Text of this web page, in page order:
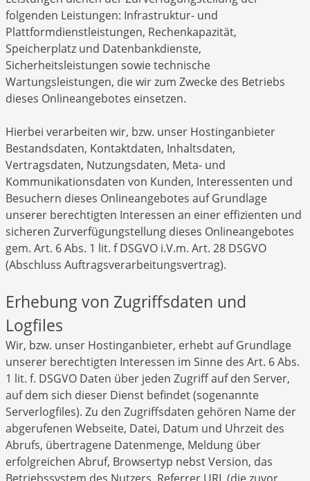
folgenden Leistungen: Infrastruktur- und
Plattformdienstleistungen, Rechenkapazität,
Speicherplatz und Datenbankdienste,
Sicherheitsleistungen sowie technische
Wartungsleistungen, die wir zum Zwecke des Betriebs
dieses Onlineangebotes einsetzen.
Hierbei verarbeiten wir, bzw. unser Hostinganbieter
Bestandsdaten, Kontaktdaten, Inhaltsdaten,
Vertragsdaten, Nutzungsdaten, Meta- und
Kommunikationsdaten von Kunden, Interessenten und
Besuchern dieses Onlineangebotes auf Grundlage
unserer berechtigten Interessen an einer effizienten und
sicheren Zurverfügungstellung dieses Onlineangebotes
gem. Art. 6 Abs. 1 lit. f DSGVO i.V.m. Art. 28 DSGVO
(Abschluss Auftragsverarbeitungsvertrag).
Erhebung von Zugriffsdaten und
Logfiles
Wir, bzw. unser Hostinganbieter, erhebt auf Grundlage
unserer berechtigten Interessen im Sinne des Art. 6 Abs.
1 lit. f. DSGVO Daten über jeden Zugriff auf den Server,
auf dem sich dieser Dienst befindet (sogenannte
Serverlogfiles). Zu den Zugriffsdaten gehören Name der
abgerufenen Webseite, Datei, Datum und Uhrzeit des
Abrufs, übertragene Datenmenge, Meldung über
erfolgreichen Abruf, Browsertyp nebst Version, das